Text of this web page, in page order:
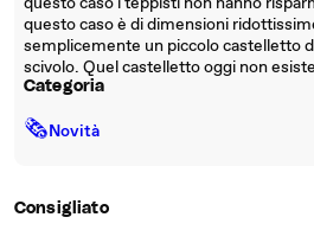
questo caso è di dimensioni
semplicemente un piccolo castelletto
scivolo. Quel castelletto oggi non
Categoria
🗞Novità
Consigliato